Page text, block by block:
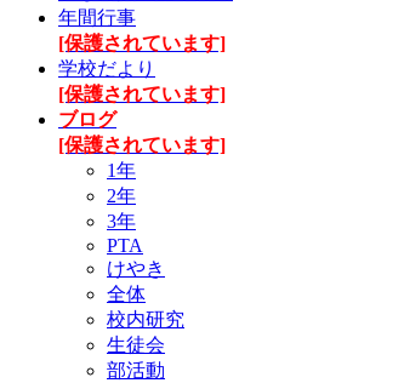
年間行事
[保護されています]
学校だより
[保護されています]
ブログ
[保護されています]
1年
2年
3年
PTA
けやき
全体
校内研究
生徒会
部活動